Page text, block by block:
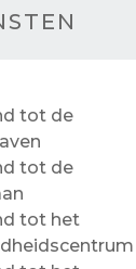
tot de
tot de
tot het